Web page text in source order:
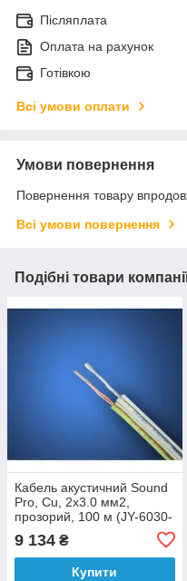
Післяплата
Оплата на рахунок
Готівкою
Всі умови оплати
Умови повернення
Повернення товару
Всі умови повернення
Подібні товари
Кабель акустичний Sound
Pro, Cu, 2х3.0 мм2,
прозорий, 100 м (JY-6030-
9 134 ₴
Купити